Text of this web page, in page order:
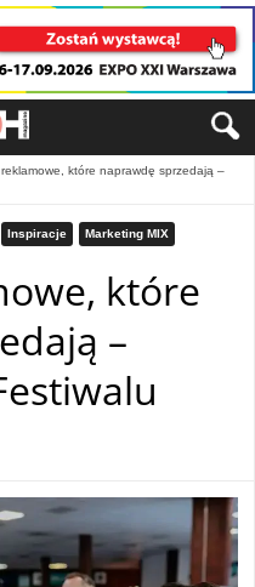
które naprawdę sprzedają –
Inspiracje Marketing MIX
które
–